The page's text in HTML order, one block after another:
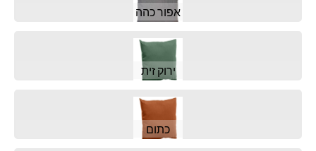
אפור כהה
ירוק זית
כתום